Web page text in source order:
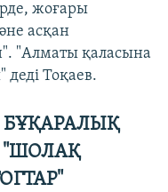
жоғары
асқан
"Алматы қаласына
Тоқаев.
БҰҚАРАЛЫҚ
"ШОЛАҚ